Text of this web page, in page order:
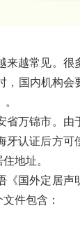
越常见。很
国内机构会
万锦市。由
认证后方可
地址。
国外定居声
件包含：